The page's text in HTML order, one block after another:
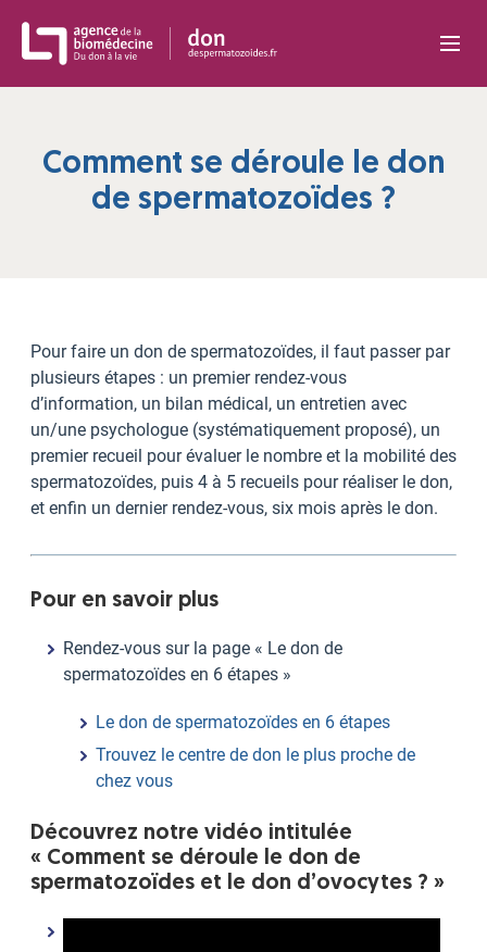
Comment se déroule le don
de spermatozoïdes ?
Pour faire un don de spermatozoïdes, il faut passer par
plusieurs étapes : un premier rendez-vous
d’information, un bilan médical, un entretien avec
un/une psychologue (systématiquement proposé), un
premier recueil pour évaluer le nombre et la mobilité des
spermatozoïdes, puis 4 à 5 recueils pour réaliser le don,
et enfin un dernier rendez-vous, six mois après le don.
Pour en savoir plus
Rendez-vous sur la page « Le don de
spermatozoïdes en 6 étapes »
Le don de spermatozoïdes en 6 étapes
Trouvez le centre de don le plus proche de
chez vous
Découvrez notre vidéo intitulée
« Comment se déroule le don de
spermatozoïdes et le don d’ovocytes ? »